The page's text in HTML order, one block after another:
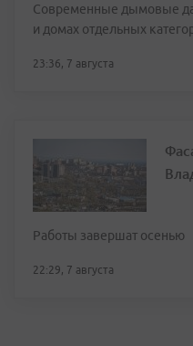
Современные дымовые
и домах отдельных
23:36, 7 августа
Работы завершат осенью
22:29, 7 августа